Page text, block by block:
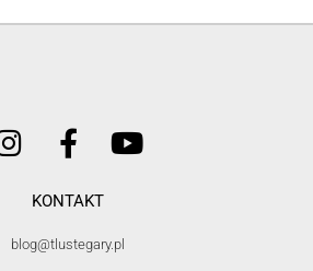
KONTAKT
blog@tlustegary.pl